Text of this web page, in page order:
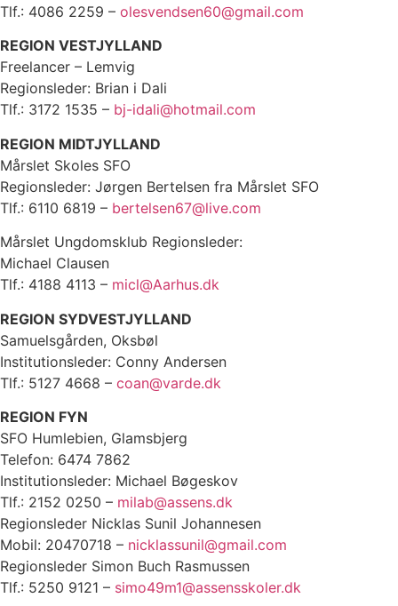
Tlf.: 4086 2259 – olesvendsen60@gmail.com
REGION VESTJYLLAND
Freelancer – Lemvig
Regionsleder: Brian i Dali
Tlf.: 3172 1535 – bj-idali@hotmail.com
REGION MIDTJYLLAND
Mårslet Skoles SFO
Regionsleder: Jørgen Bertelsen fra Mårslet SFO
Tlf.: 6110 6819 – bertelsen67@live.com
Mårslet Ungdomsklub Regionsleder:
Michael Clausen
Tlf.: 4188 4113 – micl@Aarhus.dk
REGION SYDVESTJYLLAND
Samuelsgården, Oksbøl
Institutionsleder: Conny Andersen
Tlf.: 5127 4668 – coan@varde.dk
REGION FYN
SFO Humlebien, Glamsbjerg
Telefon: 6474 7862
Institutionsleder: Michael Bøgeskov
Tlf.: 2152 0250 – milab@assens.dk
Regionsleder Nicklas Sunil Johannesen
Mobil: 20470718 – nicklassunil@gmail.com
Regionsleder Simon Buch Rasmussen
Tlf.: 5250 9121 – simo49m1@assensskoler.dk